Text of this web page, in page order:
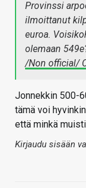
Provinssi
ilmoittanut
euroa.
olemaan
/Non official/
Jonnekkin 500-
tämä voi
että minkä
Kirjaudu sisään